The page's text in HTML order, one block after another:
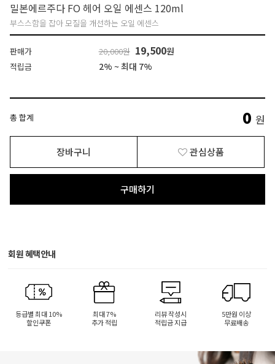
밀본에르주다 FO 헤어 오일 에센스 120ml
부스스함을 잡아 모질을 개선하는 오일 에센스
판매가 20,000원 19,500원
적립금 2% ~ 최대 7%
총 합계 0 원
장바구니 관심상품
구매하기
회원 혜택안내
등급별 최대 10%
할인쿠폰
최대 7%
추가 적립
리뷰 작성시
적립금 지급
5만원 이상
무료배송